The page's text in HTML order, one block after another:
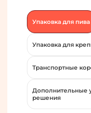
Упаковка для пива
Упаковка для
Транспортные
Дополнительные
решения